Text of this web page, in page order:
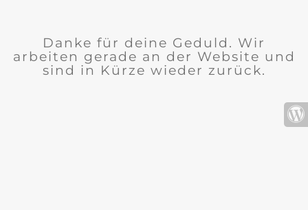
Danke für deine Geduld. Wir
arbeiten gerade an der Website und
sind in Kürze wieder zurück.